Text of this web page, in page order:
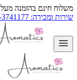
משלוח חינם בהזמנה מעל 350 ₪
שירות ומכירה: 09-3741177